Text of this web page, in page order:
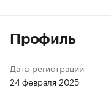
Профиль
Дата регистрации
24 февраля 2025